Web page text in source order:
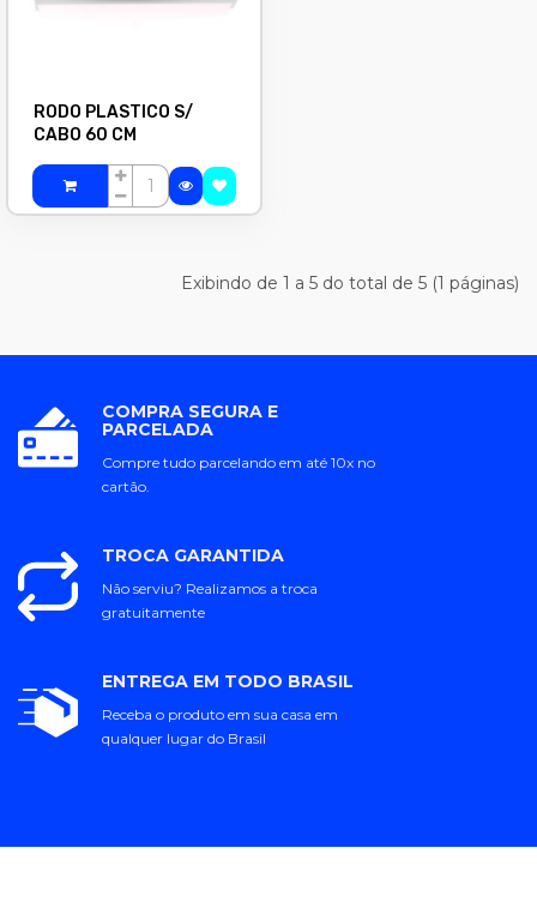
RODO PLASTICO S/
CABO 60 CM
Exibindo de 1 a 5 do total de 5 (1 páginas)
COMPRA SEGURA E
PARCELADA
Compre tudo parcelando em até 10x no
cartão.
TROCA GARANTIDA
Não serviu? Realizamos a troca
gratuitamente
ENTREGA EM TODO BRASIL
Receba o produto em sua casa em
qualquer lugar do Brasil